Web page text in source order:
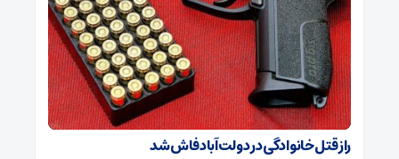
راز قتل خانوادگی در دولت‌آباد فاش شد